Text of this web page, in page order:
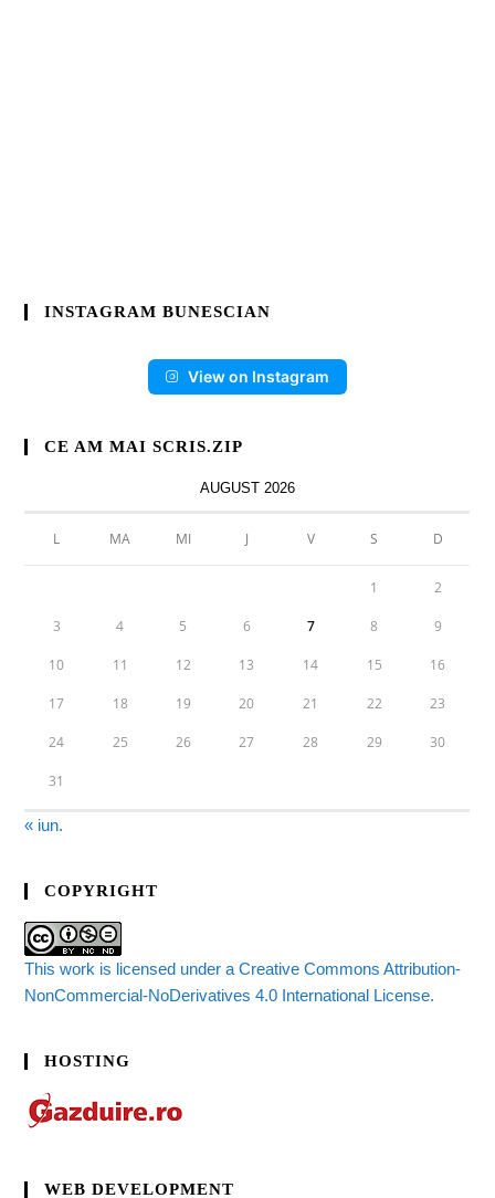
INSTAGRAM BUNESCIAN
View on Instagram
CE AM MAI SCRIS.ZIP
AUGUST 2026
L MA MI J V S D
1 2
3 4 5 6 7 8 9
10 11 12 13 14 15 16
17 18 19 20 21 22 23
24 25 26 27 28 29 30
31
« iun.
COPYRIGHT
This work is licensed under a Creative Commons Attribution-
NonCommercial-NoDerivatives 4.0 International License.
HOSTING
WEB DEVELOPMENT